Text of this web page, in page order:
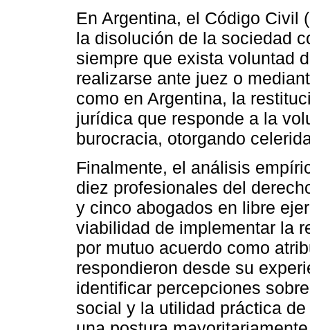
En Argentina, el Código Civil
la disolución de la sociedad
siempre que exista voluntad
realizarse ante juez o
como en Argentina, la
jurídica que responde a la
burocracia, otorgando
Finalmente, el análisis
diez profesionales del
y cinco abogados en libre
viabilidad de implementar la
por mutuo acuerdo como
respondieron desde su
identificar percepciones
social y la utilidad práctica